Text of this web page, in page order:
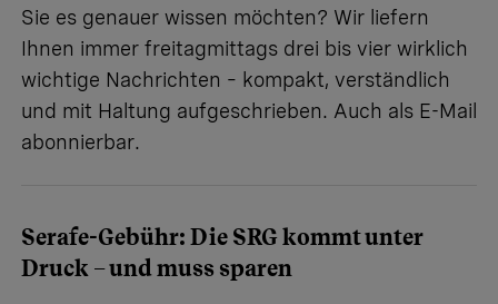
Sie es genauer wissen möchten? Wir liefern
Ihnen immer freitagmittags drei bis vier wirklich
wichtige Nachrichten – kompakt, verständlich
und mit Haltung aufgeschrieben. Auch als E-Mail
abonnierbar.
Serafe-Gebühr: Die SRG kommt unter
Druck – und muss sparen